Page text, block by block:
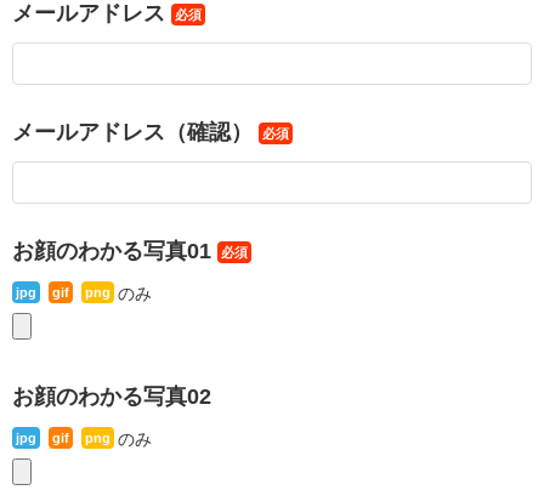
メールアドレス 必須
メールアドレス（確認） 必須
お顔のわかる写真01 必須
jpg gif png のみ
お顔のわかる写真02
jpg gif png のみ